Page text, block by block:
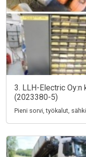
3. LLH-Electric Oy:n
(2023380-5)
Pieni sorvi, työkalut,